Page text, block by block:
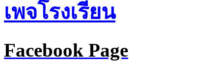
เพจโรงเรียน
Facebook Page